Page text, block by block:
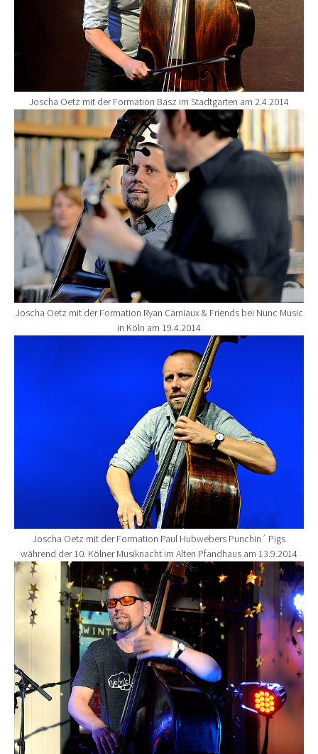
Joscha Oetz mit der Formation Basz im Stadtgarten am 2.4.2014
Show larger version for:
Joscha Oetz mit der Formation Ryan Carniaux & Friends bei Nunc Music
in Köln am 19.4.2014
Joscha Oetz mit der Formation Paul Hubwebers Punchin´ Pigs
während der 10. Kölner Musiknacht im Alten Pfandhaus am 13.9.2014
Show larger version for: